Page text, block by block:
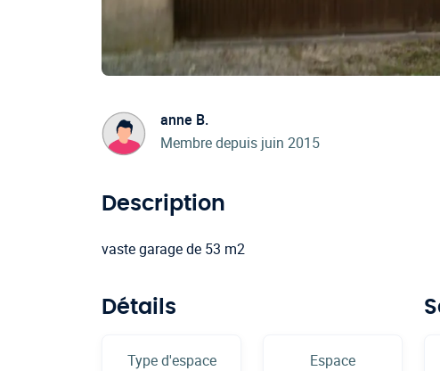
anne B.
Membre depuis juin 2015
Description
vaste garage de 53 m2
Détails
Type d'espace
Espace